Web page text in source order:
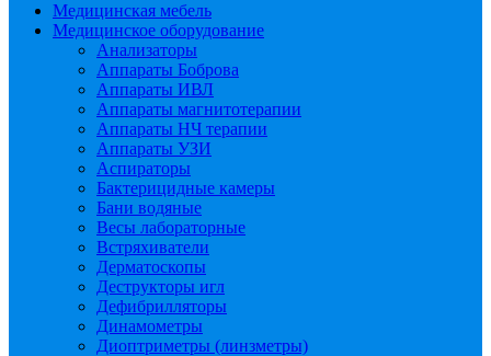
Медицинская мебель
Медицинское оборудование
Анализаторы
Аппараты Боброва
Аппараты ИВЛ
Аппараты магнитотерапии
Аппараты НЧ терапии
Аппараты УЗИ
Аспираторы
Бактерицидные камеры
Бани водяные
Весы лабораторные
Встряхиватели
Дерматоскопы
Деструкторы игл
Дефибрилляторы
Динамометры
Диоптриметры (линзметры)